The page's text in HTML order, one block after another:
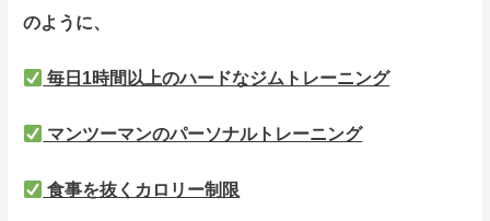
のように、
毎日1時間以上のハードなジムトレーニング
マンツーマンのパーソナルトレーニング
食事を抜くカロリー制限